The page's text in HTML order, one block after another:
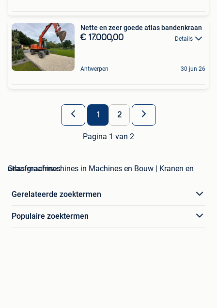
Nette en zeer goede atlas bandenkraan
€ 17.000,00 Details
Antwerpen 30 jun 26
1 2
Pagina 1 van 2
atlas graafmachines in Machines en Bouw | Kranen en Graafmachines
Gerelateerde zoektermen
Populaire zoektermen